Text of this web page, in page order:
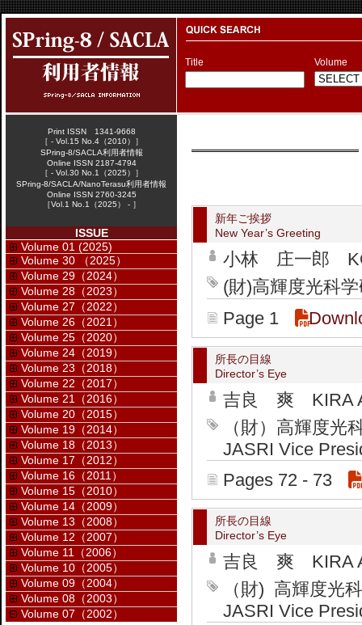
Title Volume
新年ご挨拶
New Year’s Greeting
小林 庄一郎
(財)高輝度光科
Page 1
所長の目線
Director’s Eye
吉良 爽 KIRA
（財）高輝度
JASRI Vice
Pages 72 - 73
所長の目線
Director’s Eye
吉良 爽 KIRA
（財) 高輝度
JASRI Vice
Print ISSN 1341-9668
［ - Vol.15 No.4（2010）］
SPring-8/SACLA利用者情報
Online ISSN 2187-4794
［ - Vol.30 No.1（2025）］
SPring-8/SACLA/NanoTerasu利用者情報
Online ISSN 2760-3245
［Vol.1 No.1（2025） - ］
ISSUE
Volume 01 (2025)
Volume 30 （2025）
Volume 29（2024）
Volume 28（2023）
Volume 27（2022）
Volume 26（2021）
Volume 25（2020）
Volume 24（2019）
Volume 23（2018）
Volume 22（2017）
Volume 21（2016）
Volume 20（2015）
Volume 19（2014）
Volume 18（2013）
Volume 17（2012）
Volume 16（2011）
Volume 15（2010）
Volume 14（2009）
Volume 13（2008）
Volume 12（2007）
Volume 11（2006）
Volume 10（2005）
Volume 09（2004）
Volume 08（2003）
Volume 07（2002）